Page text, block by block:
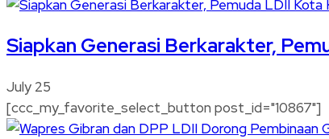
Siapkan Generasi Berkarakter,
July 25
[ccc_my_favorite_select_button post_id="10867"]